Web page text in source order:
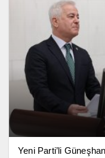
Yeni Parti’li